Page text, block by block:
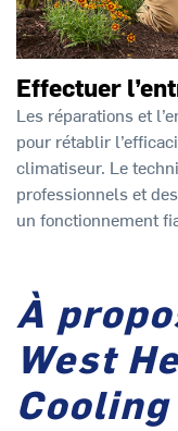
Effectuer
Les réparations et
pour rétablir
climatiseur. Le
professionnels et
un fonctionnement
À
West
Cooling